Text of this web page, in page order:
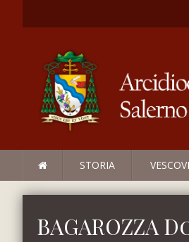
STORIA VESCOVI
BAGAROZZA